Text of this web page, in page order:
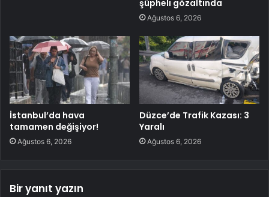
şüpheli gözaltında
Ağustos 6, 2026
İstanbul’da hava
tamamen değişiyor!
Ağustos 6, 2026
Düzce’de Trafik Kazası: 3
Yaralı
Ağustos 6, 2026
Bir yanıt yazın